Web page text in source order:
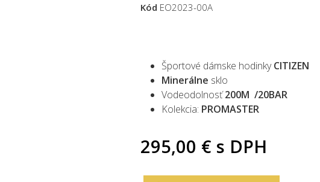
Kód EO2023-00A
Športové dámske hodinkyCITIZEN
Minerálne sklo
Vodeodolnosť200M /20BAR
Kolekcia: PROMASTER
295,00 € s DPH